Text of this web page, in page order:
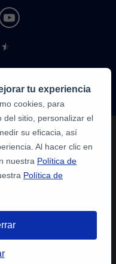
de
tu experiencia
cookies, para
del sitio, personalizar el
su eficacia, así
Al hacer clic en
nuestra Política de
Política de